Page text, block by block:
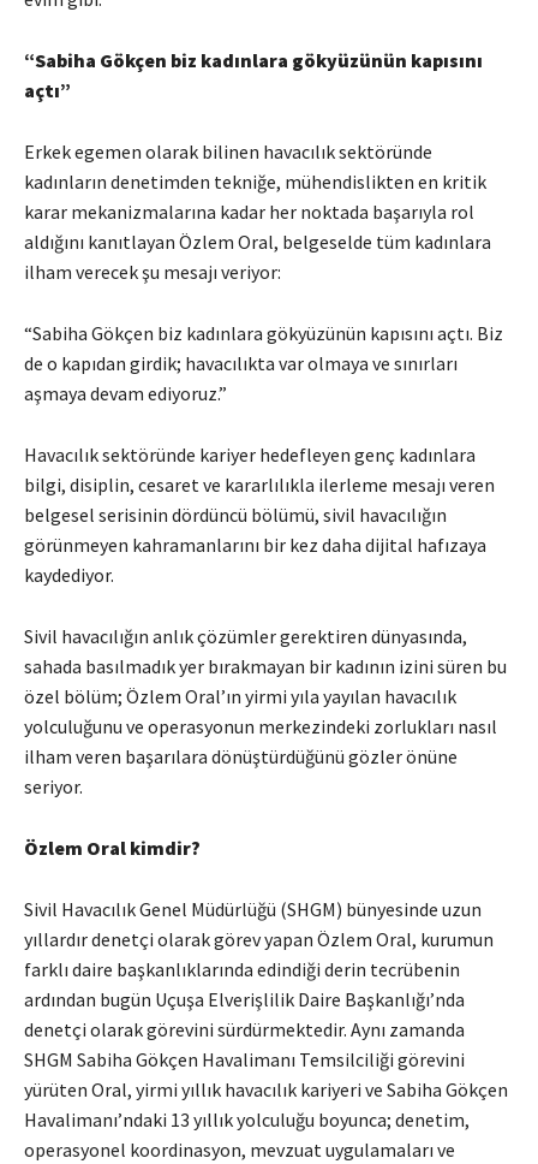
“Sabiha Gökçen biz kadınlara gökyüzünün kapısını
açtı”
Erkek egemen olarak bilinen havacılık sektöründe
kadınların denetimden tekniğe, mühendislikten en kritik
karar mekanizmalarına kadar her noktada başarıyla rol
aldığını kanıtlayan Özlem Oral, belgeselde tüm kadınlara
ilham verecek şu mesajı veriyor:
“Sabiha Gökçen biz kadınlara gökyüzünün kapısını açtı. Biz
de o kapıdan girdik; havacılıkta var olmaya ve sınırları
aşmaya devam ediyoruz.”
Havacılık sektöründe kariyer hedefleyen genç kadınlara
bilgi, disiplin, cesaret ve kararlılıkla ilerleme mesajı veren
belgesel serisinin dördüncü bölümü, sivil havacılığın
görünmeyen kahramanlarını bir kez daha dijital hafızaya
kaydediyor.
Sivil havacılığın anlık çözümler gerektiren dünyasında,
sahada basılmadık yer bırakmayan bir kadının izini süren bu
özel bölüm; Özlem Oral’ın yirmi yıla yayılan havacılık
yolculuğunu ve operasyonun merkezindeki zorlukları nasıl
ilham veren başarılara dönüştürdüğünü gözler önüne
seriyor.
Özlem Oral kimdir?
Sivil Havacılık Genel Müdürlüğü (SHGM) bünyesinde uzun
yıllardır denetçi olarak görev yapan Özlem Oral, kurumun
farklı daire başkanlıklarında edindiği derin tecrübenin
ardından bugün Uçuşa Elverişlilik Daire Başkanlığı’nda
denetçi olarak görevini sürdürmektedir. Aynı zamanda
SHGM Sabiha Gökçen Havalimanı Temsilciliği görevini
yürüten Oral, yirmi yıllık havacılık kariyeri ve Sabiha Gökçen
Havalimanı’ndaki 13 yıllık yolculuğu boyunca; denetim,
operasyonel koordinasyon, mevzuat uygulamaları ve